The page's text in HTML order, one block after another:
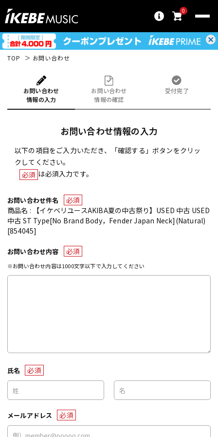
0
TOP お問い合わせ
お問い合わせ
情報の入力
お問い合わせ
情報の確認
受付完了
お問い合わせ情報の入力
以下の項目をご入力いただき、「確認する」ボタンをクリッ
クしてください。
必須 は必須入力です。
お問い合わせ件名
必須
商品名 : 【イケベリユースAKIBA夏の中古祭り】USED 中古 USED
中古 ST Type[No Brand Body，Fender Japan Neck](Natural)
[854045]
お問い合わせ内容 必須
※お問い合わせ内容は1000文字以下で入力してください
氏名 必須
メールアドレス 必須